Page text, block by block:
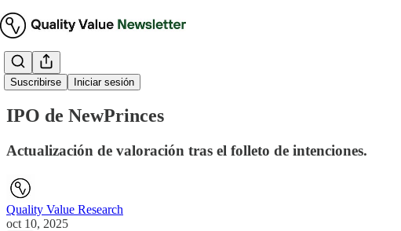
Suscribirse Iniciar sesión
Tesis de inversión
IPO de NewPrinces
Actualización de valoración tras el folleto de intenciones.
Quality Value Research
oct 10, 2025